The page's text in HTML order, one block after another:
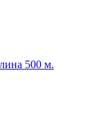
500 м.